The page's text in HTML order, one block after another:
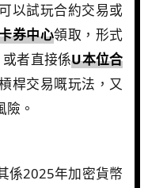
以試玩合約交易或
券中心領取，形式
者直接係U本位合
桿交易嘅玩法，又
。
係2025年加密貨幣